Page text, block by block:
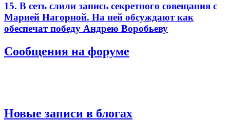
15. В сеть слили запись секретного совещания с
Марией Нагорной. На ней обсуждают как
обеспечат победу Андрею Воробьеву
Сообщения на форуме
Новые записи в блогах